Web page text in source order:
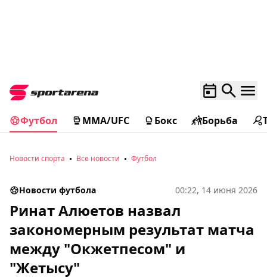
Футбол MMA/UFC Бокс Борьба
Новости спорта Все новости Футбол
Новости футбола 00:22, 14 июня 2026
Ринат Алюетов назвал
закономерным результат матча
между "Окжетпесом" и
"Жетысу"